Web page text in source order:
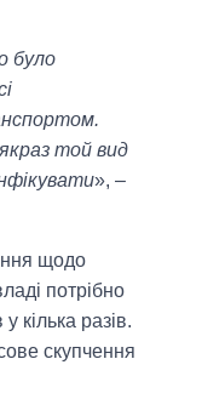
було
той вид
», –
щодо
потрібно
кілька разів.
скупчення